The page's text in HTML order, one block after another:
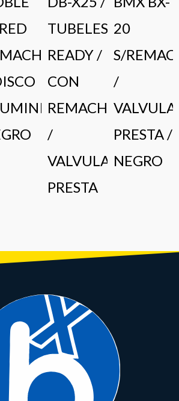
TUBELESS
READY /
CON
REMACHE
/
VALVULA
PRESTA
20
S/
/
VALVULA
PRESTA /
NEGRO